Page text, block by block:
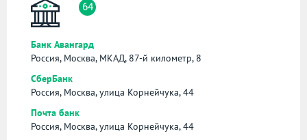
64
Банк Авангард
Россия, Москва, МКАД, 87-й километр, 8
СберБанк
Россия, Москва, улица Корнейчука, 44
Почта банк
Россия, Москва, улица Корнейчука, 44